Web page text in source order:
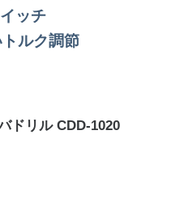
ッチ
ルク調節
ドリル CDD-1020